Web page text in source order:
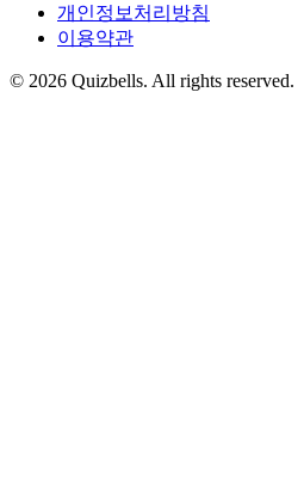
개인정보처리방침
이용약관
© 2026 Quizbells. All rights reserved.